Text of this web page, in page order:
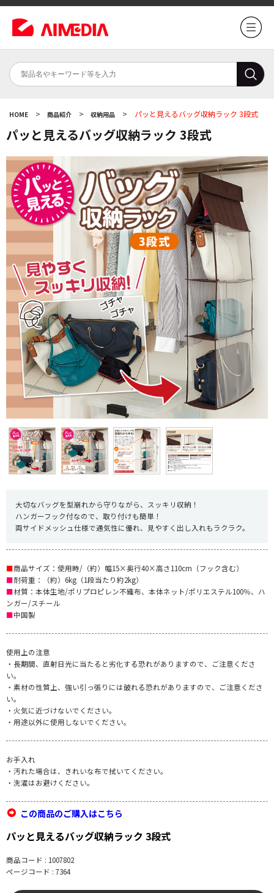
HOME > 商品紹介 > 収納用品 > パッと見えるバッグ収納ラック 3段式
パッと見えるバッグ収納ラック 3段式
大切なバッグを型崩れから守りながら、スッキリ収納！
ハンガーフック付なので、取り付けも簡単！
両サイドメッシュ仕様で通気性に優れ、見やすく出し入れもラクラク。
■商品サイズ：使用時/（約）幅15×奥行40×高さ110cm（フック含む）
■耐荷重：（約）6kg（1段当たり約2kg）
■材質：本体生地/ポリプロピレン不織布、本体ネット/ポリエステル100％、ハ
ンガー/スチール
■中国製
使用上の注意
・長期間、直射日光に当たると劣化する恐れがありますので、ご注意くださ
い。
・素材の性質上、強い引っ張りには破れる恐れがありますので、ご注意くださ
い。
・火気に近づけないでください。
・用途以外に使用しないでください。
お手入れ
・汚れた場合は、きれいな布で拭いてください。
・洗濯はお避けください。
この商品のご購入はこちら
パッと見えるバッグ収納ラック 3段式
商品コード : 1007802
ページコード : 7364